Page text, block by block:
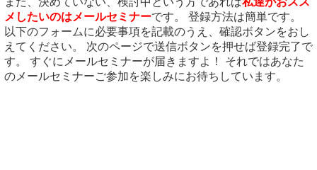
メしたいのはメールセミナーです。 登録方法は簡単です。
以下のフォームに必要事項を記載のうえ、確認ボタンをおし
えてください。 次のページで送信ボタンを押せば登録完了で
す。 すぐにメールセミナーが届きますよ！ それではあなた
のメールセミナーご参加を楽しみにお待ちしています。